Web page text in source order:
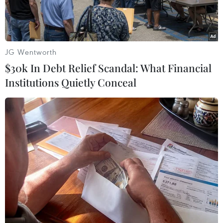
Sản xuất rau sạch trong nhà kính tại khu nông nghiệp công
nghệ cao ở thị xã Ninh Hòa, Khánh Hòa. (Ảnh: Nguyên
Lý/TTXVN)
Thời gian tới, các địa phương cần tiếp tục tăng
JG Wentworth
$30k In Debt Relief Scandal: What Financial
Institutions Quietly Conceal